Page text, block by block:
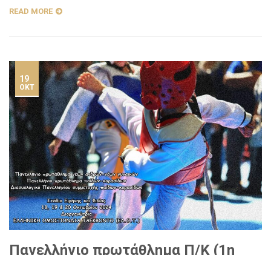
READ MORE
19
ΟΚΤ
Πανελλήνιο πρωτάθλημα Π/Κ (1η